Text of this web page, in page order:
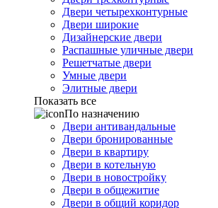
Двери четырехконтурные
Двери широкие
Дизайнерские двери
Распашные уличные двери
Решетчатые двери
Умные двери
Элитные двери
Показать все
По назначению
Двери антивандальные
Двери бронированные
Двери в квартиру
Двери в котельную
Двери в новостройку
Двери в общежитие
Двери в общий коридор